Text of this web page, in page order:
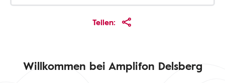
Teilen:
Willkommen bei Amplifon Delsberg